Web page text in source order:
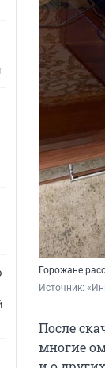
Горожане
Источник:
После
многие